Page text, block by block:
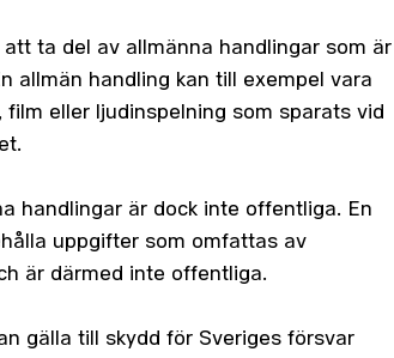
ta del av allmänna handlingar som är
allmän handling kan till exempel vara
film eller ljudinspelning som sparats vid
handlingar är dock inte offentliga. En
uppgifter som omfattas av
är därmed inte offentliga.
gälla till skydd för Sveriges försvar